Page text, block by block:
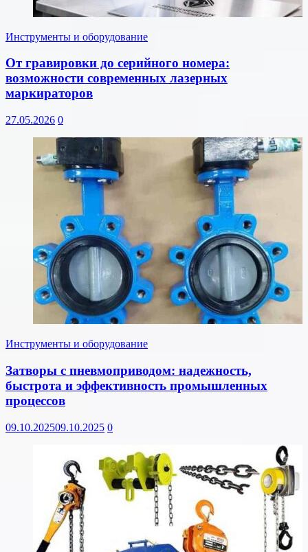
Инструменты и оборудование
От гравировки до серийного номера:
возможности современных лазерных
маркираторов
27.05.2026 0
Инструменты и оборудование
Затворы с пневмоприводом: надежность,
быстрота и эффективность промышленных
процессов
09.10.202509.10.2025 0